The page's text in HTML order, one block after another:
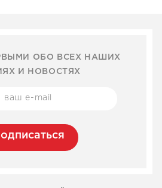
ОБО ВСЕХ НАШИХ
И НОВОСТЯХ